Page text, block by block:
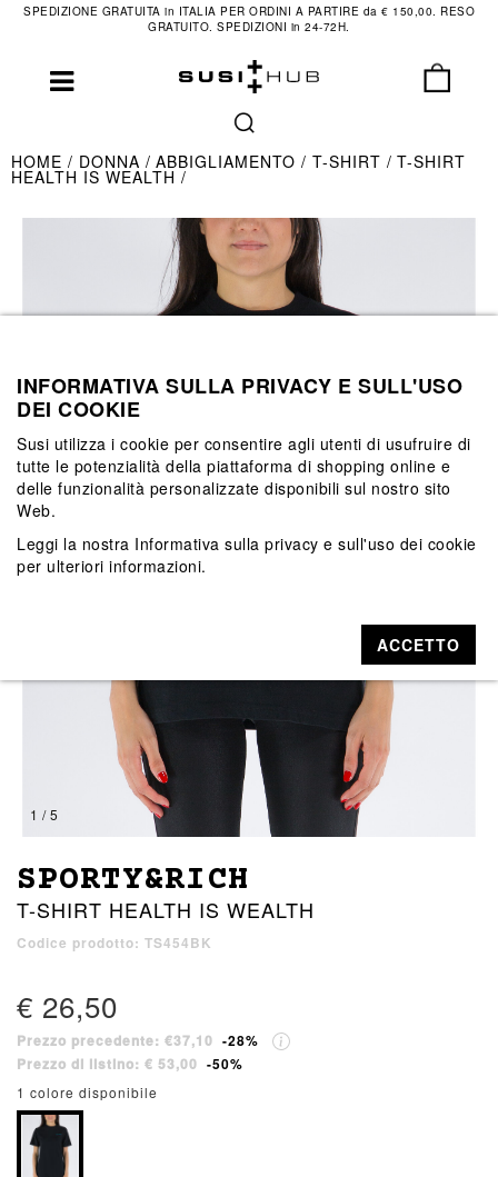
SPEDIZIONE GRATUITA in ITALIA PER ORDINI A PARTIRE da € 150,00. RESO
GRATUITO. SPEDIZIONI in 24-72H.
HOME DONNA ABBIGLIAMENTO T-SHIRT T-SHIRT
HEALTH IS WEALTH
1 / 5
SPORTY&RICH
T-SHIRT HEALTH IS WEALTH
Codice prodotto: TS454BK
€ 26,50
Prezzo precedente: €37,10 -28%
Prezzo di listino: € 53,00 -50%
1 colore disponibile
INFORMATIVA SULLA PRIVACY E SULL'USO
DEI COOKIE
Susi utilizza i cookie per consentire agli utenti di usufruire di
tutte le potenzialità della piattaforma di shopping online e
delle funzionalità personalizzate disponibili sul nostro sito
Web.
Leggi la nostra Informativa sulla privacy e sull'uso dei cookie
per ulteriori informazioni.
ACCETTO